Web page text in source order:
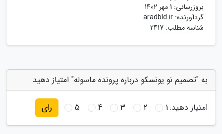
بروزرسانی: 1 مهر 1402
گردآورنده: aradbld.ir
شناسه مطلب: 2417
به "تصمیم نو یونسکو درباره پرونده ماسوله" امتیاز دهید
امتیاز دهید:1
2
3
4
5 رای